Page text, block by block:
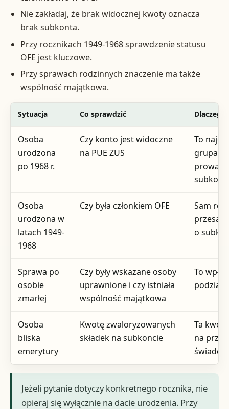
Nie zakładaj, że brak widocznej kwoty oznacza
brak subkonta.
Przy rocznikach 1949-1968 sprawdzenie statusu
OFE jest kluczowe.
Przy sprawach rodzinnych znaczenie ma także
wspólność majątkowa.
Sytuacja Co sprawdzić
Osoba
urodzona
po 1968 r.
Czy konto jest widoczne
na PUE ZUS
To
grupa,
Osoba
urodzona w
latach 1949-
1968
Czy była członkiem OFE
Sam
o
Sprawa po
osobie
zmarłej
Czy były wskazane osoby
uprawnione i czy istniała
wspólność majątkowa
To
podział
Osoba
bliska
emerytury
Kwotę zwaloryzowanych
składek na subkoncie
Ta
na
Jeżeli pytanie dotyczy konkretnego rocznika, nie
opieraj się wyłącznie na dacie urodzenia. Przy